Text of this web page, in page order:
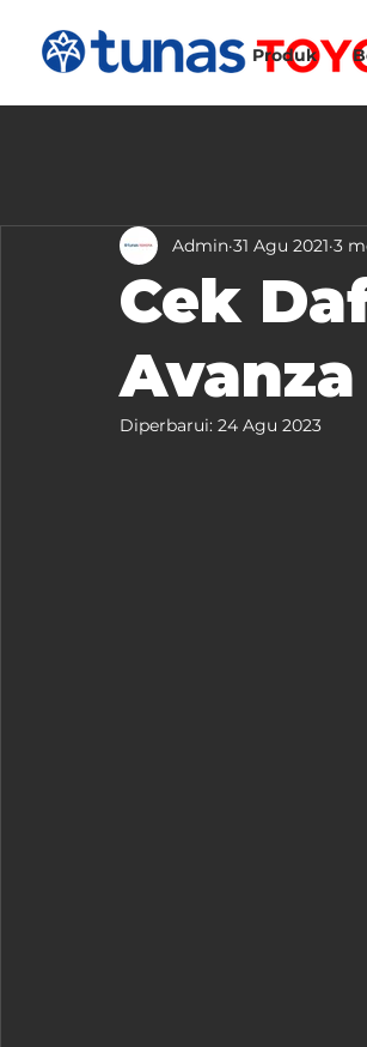
Produk
Cek
Avanza
Admin 31 Agu 2021 3
Diperbarui: 24 Agu 2023